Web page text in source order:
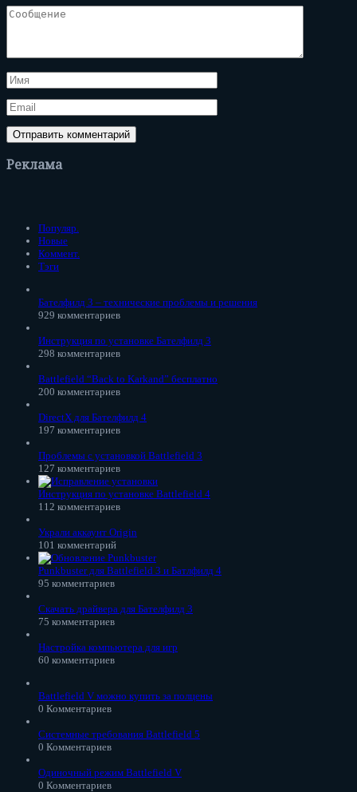
Реклама
Популяр.
Новые
Коммент.
Тэги
Бателфилд 3 – технические проблемы и решения
929 комментариев
Инструкция по установке Бателфилд 3
298 комментариев
Battlefield “Back to Karkand” бесплатно
200 комментариев
DirectX для Бателфилд 4
197 комментариев
Проблемы с установкой Battlefield 3
127 комментариев
Инструкция по установке Battlefield 4
112 комментариев
Украли аккаунт Origin
101 комментарий
Punkbuster для Battlefield 3 и Батлфилд 4
95 комментариев
Скачать драйвера для Бателфилд 3
75 комментариев
Настройка компьютера для игр
60 комментариев
Battlefield V можно купить за полцены
0 Комментариев
Системные требования Battlefield 5
0 Комментариев
Одиночный режим Battlefield V
0 Комментариев